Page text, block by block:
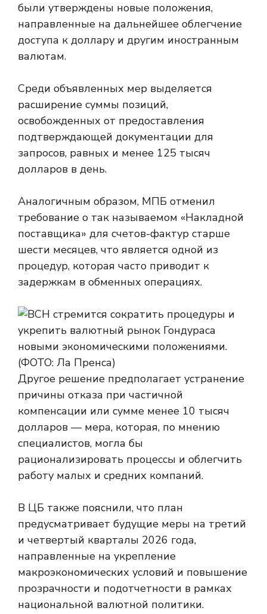
были утверждены новые положения,
направленные на дальнейшее облегчение
доступа к доллару и другим иностранным
валютам.
Среди объявленных мер выделяется
расширение суммы позиций,
освобожденных от предоставления
подтверждающей документации для
запросов, равных и менее 125 тысяч
долларов в день.
Аналогичным образом, МПБ отменил
требование о так называемом «Накладной
поставщика» для счетов-фактур старше
шести месяцев, что является одной из
процедур, которая часто приводит к
задержкам в обменных операциях.
Другое решение предполагает устранение
причины отказа при частичной
компенсации или сумме менее 10 тысяч
долларов — мера, которая, по мнению
специалистов, могла бы
рационализировать процессы и облегчить
работу малых и средних компаний.
В ЦБ также пояснили, что план
предусматривает будущие меры на третий
и четвертый кварталы 2026 года,
направленные на укрепление
макроэкономических условий и повышение
прозрачности и подотчетности в рамках
национальной валютной политики.